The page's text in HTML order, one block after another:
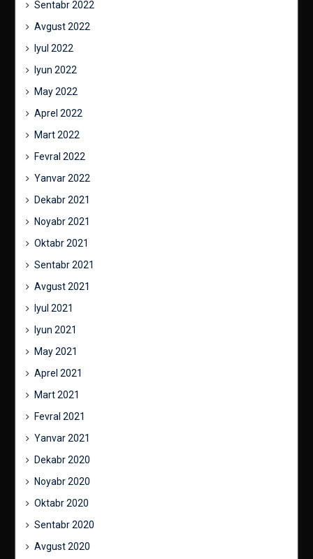
Sentabr 2022
Avgust 2022
Iyul 2022
Iyun 2022
May 2022
Aprel 2022
Mart 2022
Fevral 2022
Yanvar 2022
Dekabr 2021
Noyabr 2021
Oktabr 2021
Sentabr 2021
Avgust 2021
Iyul 2021
Iyun 2021
May 2021
Aprel 2021
Mart 2021
Fevral 2021
Yanvar 2021
Dekabr 2020
Noyabr 2020
Oktabr 2020
Sentabr 2020
Avgust 2020